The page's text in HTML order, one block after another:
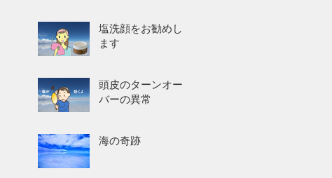
塩洗顔をお勧めし
ます
頭皮のターンオー
バーの異常
海の奇跡